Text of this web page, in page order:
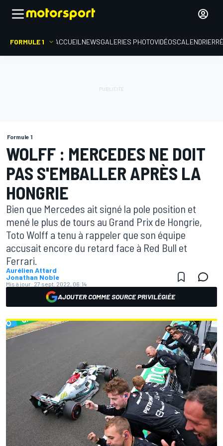
FORMULE 1 ACCUEIL NEWSGALERIES PHOTOVIDÉOSCALENDRIER
Formule 1
WOLFF : MERCEDES NE DOIT
PAS S'EMBALLER APRÈS LA
HONGRIE
Bien que Mercedes ait signé la pole position et
mené le plus de tours au Grand Prix de Hongrie,
Toto Wolff a tenu à rappeler que son équipe
accusait encore du retard face à Red Bull et
Ferrari.
Aurélien Attard
Jonathan Noble
Mis à jour: 27 sept. 2022, 06:14
AJOUTER COMME SOURCE PRIVILÉGIÉE